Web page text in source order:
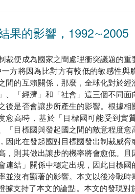
果的影響，1992∼2005
裁便成為國家之間處理衝突議題的重
方將因為比對方有較低的敏感性與
的互賴關係，那麼，全球化對於經
「經濟」和「社會」這三個不同面
是否會讓步所產生的影響。根據相
高時，基於「目標國可能受到實
目標國與發起國之間的敵意程度愈
此在發起國對目標國發出制裁威脅
則其做出讓步的機率將會愈低。且
結」關係中穩定出現，因此目標國
並沒有顯著的影響。本文以後冷戰
支持了本文的論點。本文的發現對